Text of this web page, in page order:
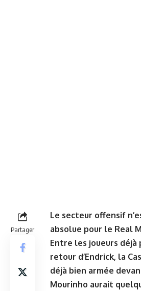
Partager
Le secteur offensif
absolue pour le Real
Entre les joueurs
retour d’Endrick, la
déjà bien armée
Mourinho aurait